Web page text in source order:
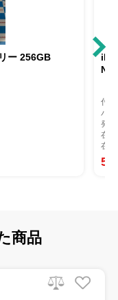
Pro docomo版SIMフ
A A2406 交換未使用品
サクモバ 秋葉原店
商品